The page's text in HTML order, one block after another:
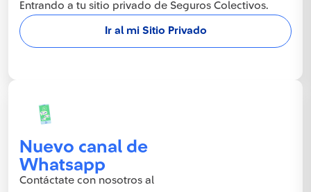
Entrando a tu sitio privado de Seguros Colectivos.
Ir al mi Sitio Privado
Nuevo canal de
Whatsapp
Contáctate con nosotros al